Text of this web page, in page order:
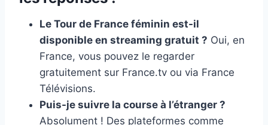
Le Tour de France féminin est-il
disponible en streaming gratuit ? Oui, en
France, vous pouvez le regarder
gratuitement sur France.tv ou via France
Télévisions.
Puis-je suivre la course à l’étranger ?
Absolument ! Des plateformes comme